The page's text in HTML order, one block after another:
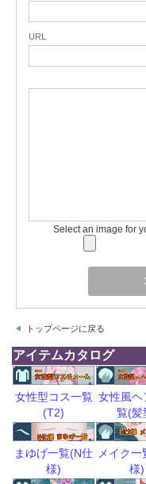
URL
Select an image for
トップページに戻る
アイテムカタログ
女性型コス一覧
(T2)
女性風ヘ
覧(髪
まゆげ一覧(N仕
様)
メイク一
様)